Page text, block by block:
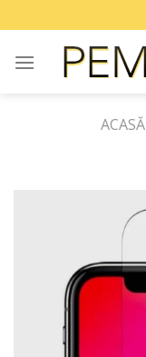
la
conținut
ACASĂ